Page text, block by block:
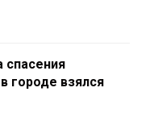
спасения
городе взялся